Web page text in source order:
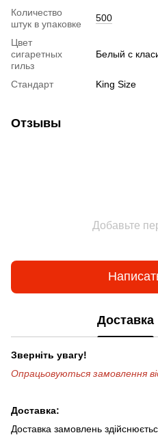
Количество
штук в упаковке
500
Цвет
сигаретных
гильз
Белый с
Стандарт King Size
Отзывы
Добавьте
Доставка
Зверніть увагу!
Опрацьовуються замовлення
Доставка:
Доставка замовлень